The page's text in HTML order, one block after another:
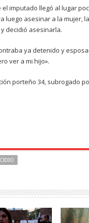
imputado llegó al lugar
luego asesinar a la mujer,
decidió asesinarla.
ya detenido y
ver a mi hijo».
porteño 34, subrogado